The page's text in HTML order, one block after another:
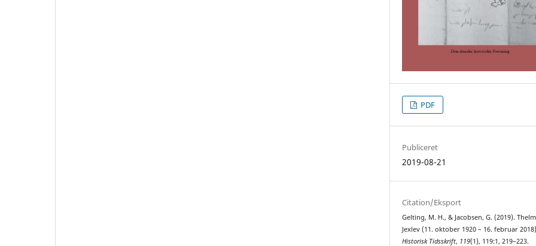
PDF
Publiceret
2019-08-21
Citation/Eksport
Gelting, M. H., & Jacobsen, G. (2019).
Jexlev (11. oktober 1920 – 16. februar
Historisk Tidsskrift, 119(1), 119:1, 219–223.